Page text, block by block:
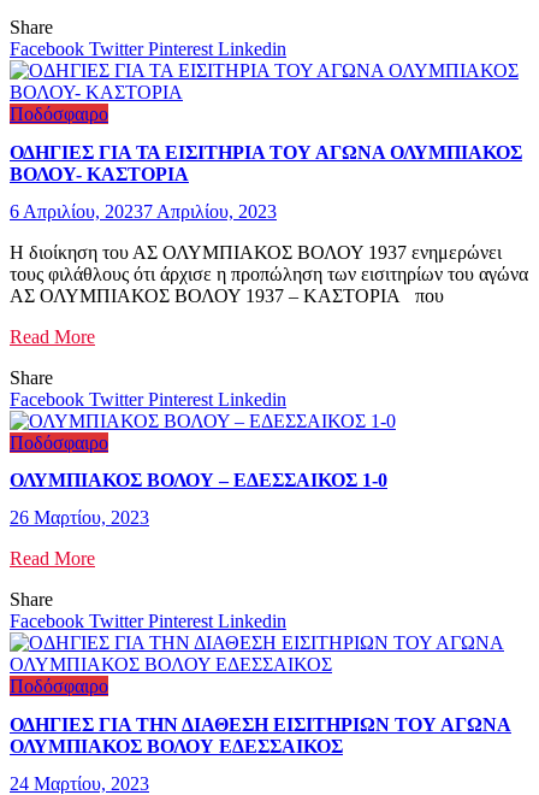
Share
Facebook TwitterPinterestLinkedin
Ποδόσφαιρο
ΟΔΗΓΙΕΣ ΓΙΑ ΤΑ ΕΙΣIΤΗΡΙΑ ΤΟΥ ΑΓΩΝΑ ΟΛΥΜΠΙΑΚΟΣ
ΒΟΛΟΥ- ΚΑΣΤΟΡΙΑ
6 Απριλίου, 20237 Απριλίου, 2023
Η διοίκηση του ΑΣ ΟΛΥΜΠΙΑΚΟΣ ΒΟΛΟΥ 1937 ενημερώνει
τους φιλάθλους ότι άρχισε η προπώληση των εισιτηρίων του αγώνα
ΑΣ ΟΛΥΜΠΙΑΚΟΣ ΒΟΛΟΥ 1937 – ΚΑΣΤΟΡΙΑ που
Read More
Share
Facebook TwitterPinterest Linkedin
Ποδόσφαιρο
ΟΛΥΜΠΙΑΚΟΣ ΒΟΛΟΥ – ΕΔΕΣΣΑΙΚΟΣ 1-0
26 Μαρτίου, 2023
Read More
Share
Facebook TwitterPinterestLinkedin
Ποδόσφαιρο
ΟΔΗΓΙΕΣ ΓΙΑ ΤΗΝ ΔΙΑΘΕΣΗ ΕΙΣΙΤΗΡΙΩΝ ΤΟΥ ΑΓΩΝΑ
ΟΛΥΜΠΙΑΚΟΣ ΒΟΛΟΥ ΕΔΕΣΣΑΙΚΟΣ
24 Μαρτίου, 2023